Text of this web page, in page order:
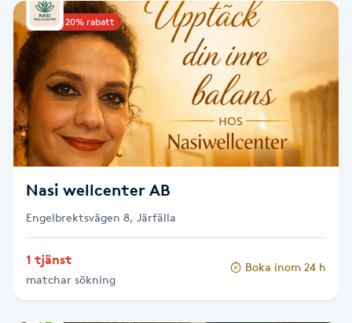
IR-massage
J
Japansk massage
K
K18
Katun fransar
Kemisk peeling
Keratinbehandling
Upp till 20% rabatt
Nasi wellcenter AB
Engelbrektsvägen 8, Järfälla
1 tjänst
matchar sökning
Boka inom 24 h